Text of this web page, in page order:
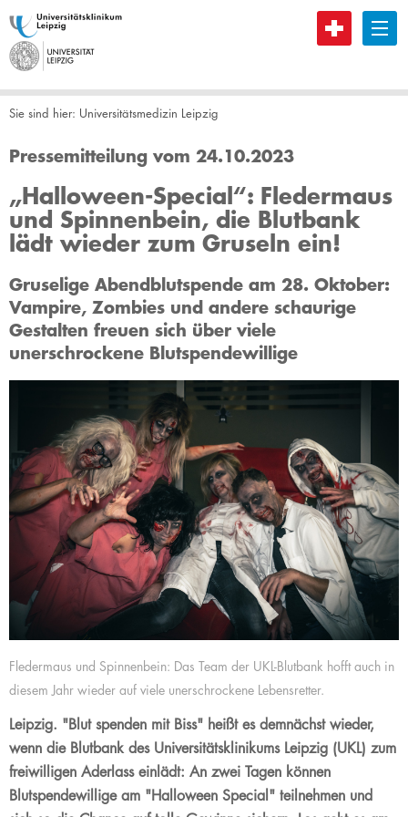
B
Sie sind hier: Universitätsmedizin Leipzig
Pressemitteilung vom 24.10.2023
„Halloween-Special“: Fledermaus
und Spinnenbein, die Blutbank
lädt wieder zum Gruseln ein!
Gruselige Abendblutspende am 28. Oktober:
Vampire, Zombies und andere schaurige
Gestalten freuen sich über viele
unerschrockene Blutspendewillige
Fledermaus und Spinnenbein: Das Team der UKL-Blutbank hofft auch in
diesem Jahr wieder auf viele unerschrockene Lebensretter.
Leipzig. "Blut spenden mit Biss" heißt es demnächst wieder,
wenn die Blutbank des Universitätsklinikums Leipzig (UKL) zum
freiwilligen Aderlass einlädt: An zwei Tagen können
Blutspendewillige am "Halloween Special" teilnehmen und